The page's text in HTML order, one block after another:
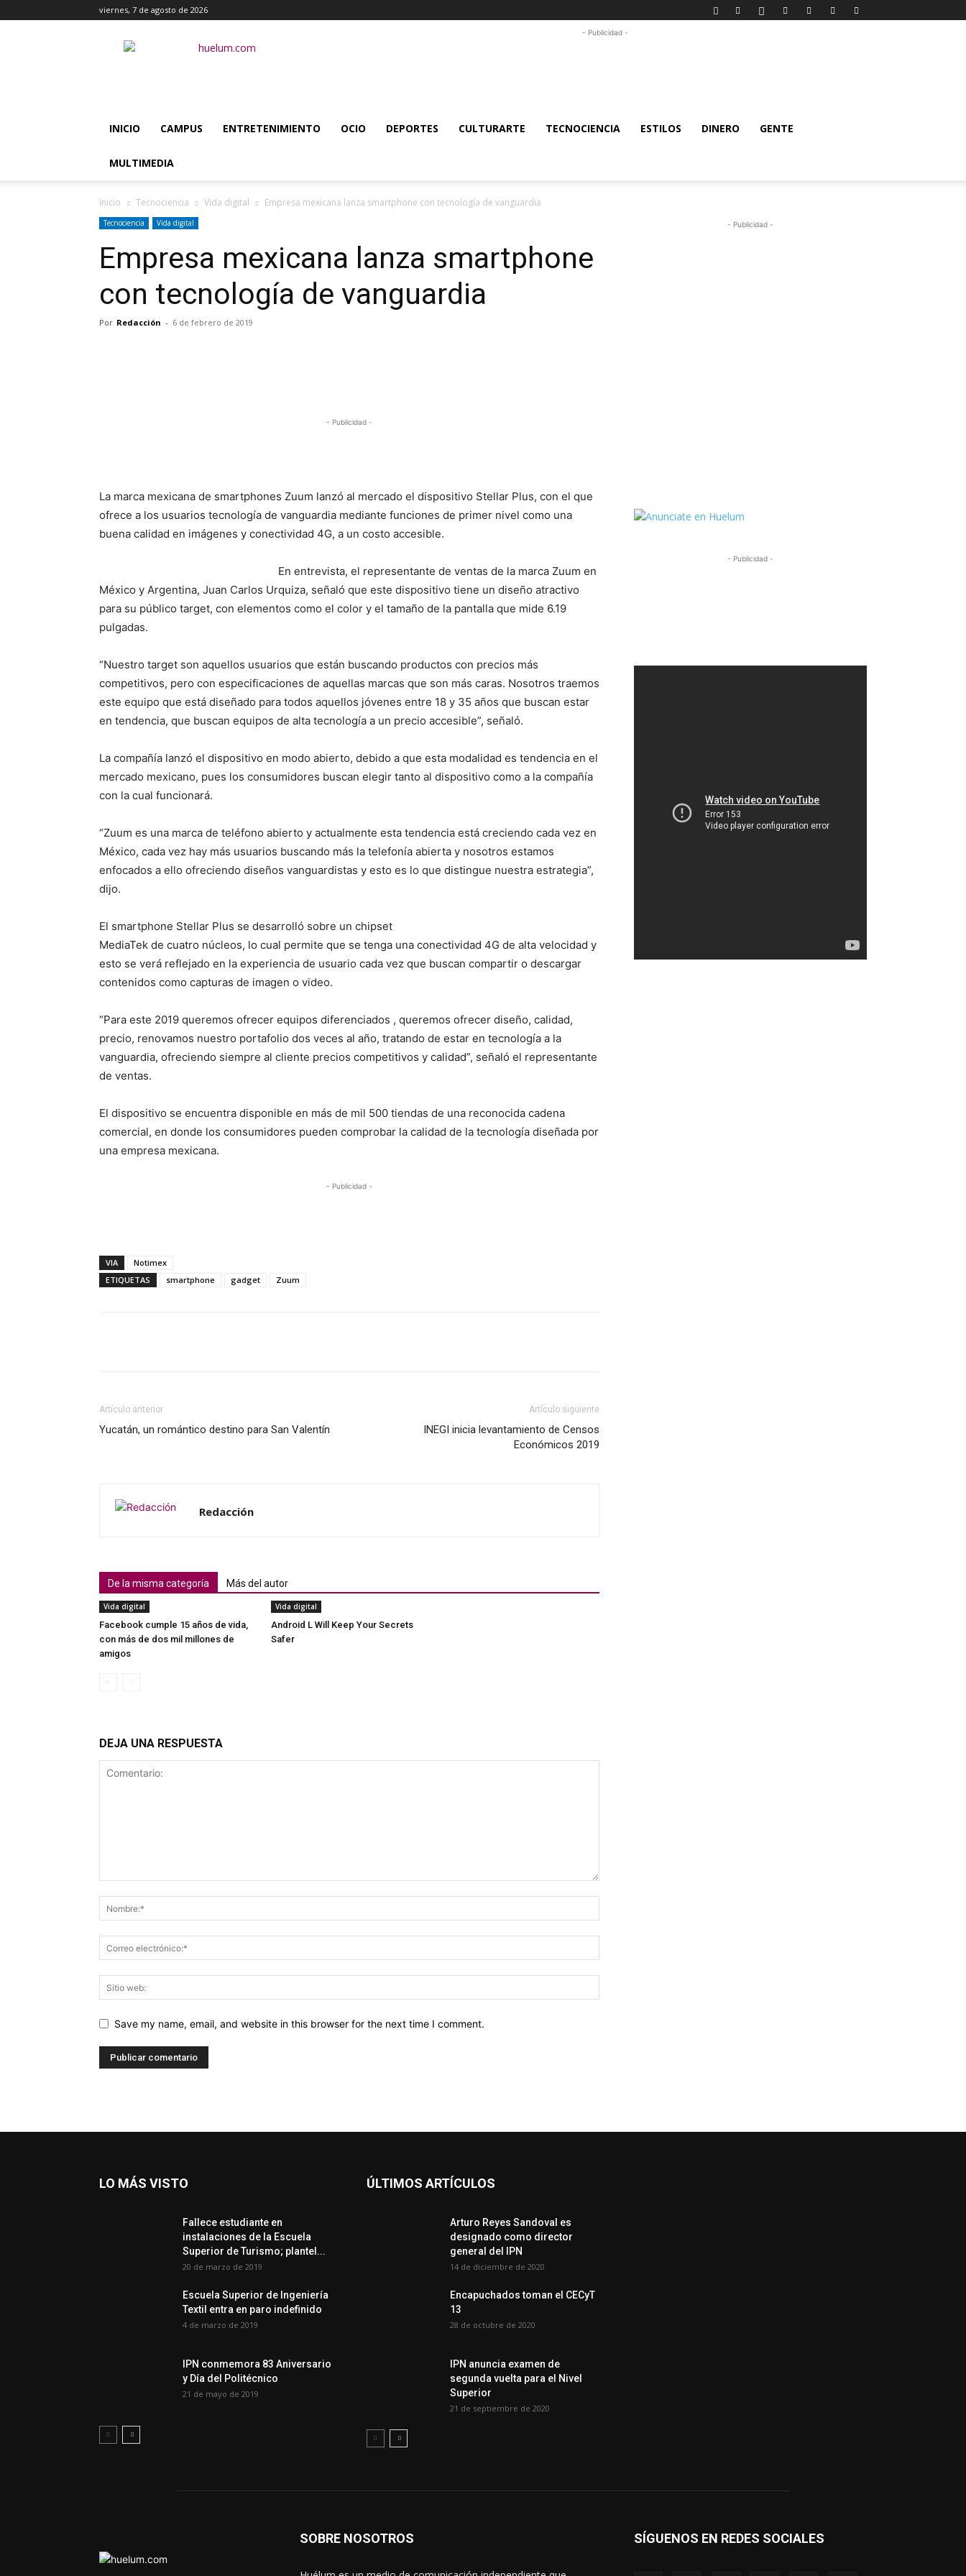
viernes, 7 de agosto de 2026
Huélum
- Publicidad -
INICIO CAMPUS ENTRETENIMIENTO OCIO DEPORTES CULTURARTE TECNOCIENCIA ESTILOS DINERO GENTE
MULTIMEDIA
Inicio Tecnociencia Vida digital Empresa mexicana lanza smartphone con tecnología de vanguardia
Tecnociencia Vida digital
Empresa mexicana lanza smartphone
con tecnología de vanguardia
Por Redacción - 6 de febrero de 2019
- Publicidad -
La marca mexicana de smartphones Zuum lanzó al mercado el dispositivo Stellar Plus, con el que
ofrece a los usuarios tecnología de vanguardia mediante funciones de primer nivel como una
buena calidad en imágenes y conectividad 4G, a un costo accesible.
En entrevista, el representante de ventas de la marca Zuum en
México y Argentina, Juan Carlos Urquiza, señaló que este dispositivo tiene un diseño atractivo
para su público target, con elementos como el color y el tamaño de la pantalla que mide 6.19
pulgadas.
“Nuestro target son aquellos usuarios que están buscando productos con precios más
competitivos, pero con especificaciones de aquellas marcas que son más caras. Nosotros traemos
este equipo que está diseñado para todos aquellos jóvenes entre 18 y 35 años que buscan estar
en tendencia, que buscan equipos de alta tecnología a un precio accesible”, señaló.
La compañía lanzó el dispositivo en modo abierto, debido a que esta modalidad es tendencia en el
mercado mexicano, pues los consumidores buscan elegir tanto al dispositivo como a la compañía
con la cual funcionará.
“Zuum es una marca de teléfono abierto y actualmente esta tendencia está creciendo cada vez en
México, cada vez hay más usuarios buscando más la telefonía abierta y nosotros estamos
enfocados a ello ofreciendo diseños vanguardistas y esto es lo que distingue nuestra estrategia”,
dijo.
El smartphone Stellar Plus se desarrolló sobre un chipset
MediaTek de cuatro núcleos, lo cual permite que se tenga una conectividad 4G de alta velocidad y
esto se verá reflejado en la experiencia de usuario cada vez que buscan compartir o descargar
contenidos como capturas de imagen o video.
“Para este 2019 queremos ofrecer equipos diferenciados , queremos ofrecer diseño, calidad,
precio, renovamos nuestro portafolio dos veces al año, tratando de estar en tecnología a la
vanguardia, ofreciendo siempre al cliente precios competitivos y calidad”, señaló el representante
de ventas.
El dispositivo se encuentra disponible en más de mil 500 tiendas de una reconocida cadena
comercial, en donde los consumidores pueden comprobar la calidad de la tecnología diseñada por
una empresa mexicana.
- Publicidad -
VIA
Notimex
ETIQUETAS
smartphone gadget Zuum
Artículo anterior
Yucatán, un romántico destino para San Valentín
Artículo siguiente
INEGI inicia levantamiento de Censos
Económicos 2019
Redacción
De la misma categoría Más del autor
Vida digital
Facebook cumple 15 años de vida,
con más de dos mil millones de
amigos
Vida digital
Android L Will Keep Your Secrets
Safer
DEJA UNA RESPUESTA
Save my name, email, and website in this browser for the next time I comment.
- Publicidad -
- Publicidad -
LO MÁS VISTO
Fallece estudiante en
instalaciones de la Escuela
Superior de Turismo; plantel...
20 de marzo de 2019
Escuela Superior de Ingeniería
Textil entra en paro indefinido
4 de marzo de 2019
IPN conmemora 83 Aniversario
y Día del Politécnico
21 de mayo de 2019
ÚLTIMOS ARTÍCULOS
Arturo Reyes Sandoval es
designado como director
general del IPN
14 de diciembre de 2020
Encapuchados toman el CECyT
13
28 de octubre de 2020
IPN anuncia examen de
segunda vuelta para el Nivel
Superior
21 de septiembre de 2020
SOBRE NOSOTROS SÍGUENOS EN REDES SOCIALES